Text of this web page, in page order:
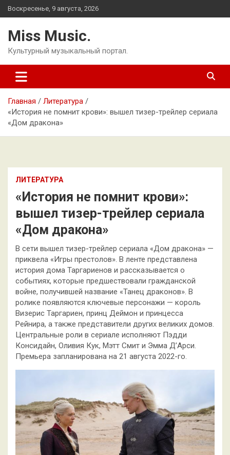
Перейти
к
Воскресенье, 9 августа, 2026
Miss Music.
Культурный музыкальный портал.
Главная
Литература
«История не помнит крови»: вышел тизер-трейлер сериала
«Дом дракона»
ЛИТЕРАТУРА
«История не помнит крови»:
вышел тизер-трейлер сериала
«Дом дракона»
В сети вышел тизер-трейлер сериала «Дом дракона» —
приквела «Игры престолов». В ленте представлена
история дома Таргариенов и рассказывается о
событиях, которые предшествовали гражданской
войне, получившей название «Танец драконов». В
ролике появляются ключевые персонажи — король
Визерис Таргариен, принц Деймон и принцесса
Рейнира, а также представители других великих домов.
Центральные роли в сериале исполняют Пэдди
Консидайн, Оливия Кук, Мэтт Смит и Эмма Д’Арси.
Премьера запланирована на 21 августа 2022-го.